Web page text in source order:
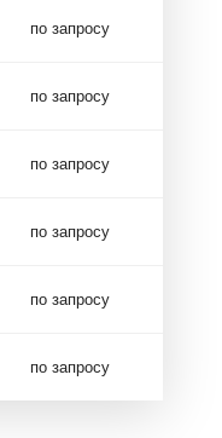
по запросу
по запросу
по запросу
по запросу
по запросу
по запросу